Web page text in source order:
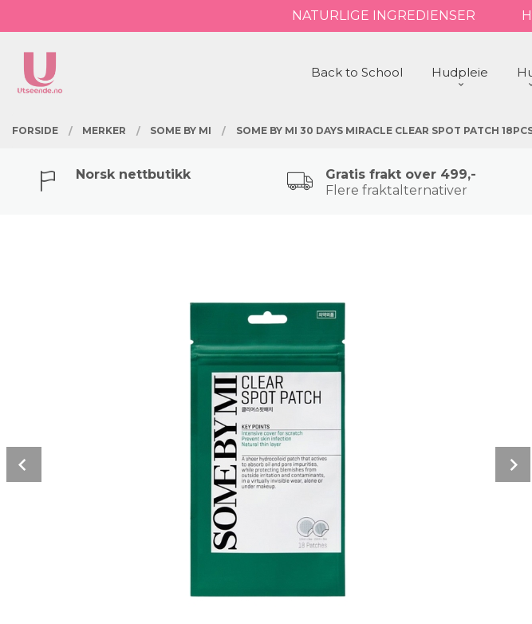
til
NATURLIGE INGREDIENSER
PRODUKTER
Back to School Hudpleie
FORSIDE MERKER SOME BY MI SOME BY MI 30 DAYS MIRACLE CLEAR SPOT PATCH
Norsk nettbutikk
Gratis frakt over 499,-
Flere fraktalternativer